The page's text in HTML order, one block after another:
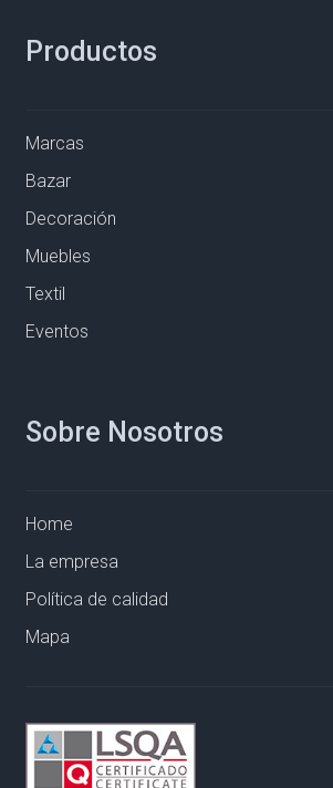
Productos
Marcas
Bazar
Decoración
Muebles
Textil
Eventos
Sobre Nosotros
Home
La empresa
Política de calidad
Mapa